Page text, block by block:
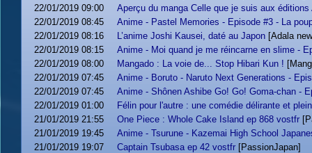
22/01/2019 09:00
Aperçu du manga Celle que je suis aux éditions
22/01/2019 08:45
Anime - Pastel Memories - Episode #3 - La
22/01/2019 08:16
L’anime Joshi Kausei, daté au Japon [Adala
22/01/2019 08:15
Anime - Moi quand je me réincarne en slime -
22/01/2019 08:00
Mangado : La voie de... Stop Hibari Kun !
22/01/2019 07:45
Anime - Boruto - Naruto Next Generations -
22/01/2019 07:45
Anime - Shônen Ashibe Go! Go! Goma-chan -
22/01/2019 01:00
Félin pour l'autre : une comédie délirante et
21/01/2019 21:55
One Piece : Whole Cake Island ep 868 vostfr
21/01/2019 19:45
Anime - Tsurune - Kazemai High School
21/01/2019 19:07
Captain Tsubasa ep 42 vostfr [PassionJapan]